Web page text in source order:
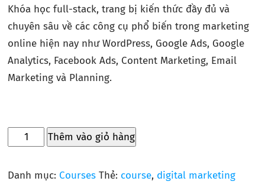
Khóa học full-stack, trang bị kiến thức đầy đủ và
chuyên sâu về các công cụ phổ biến trong marketing
online hiện nay như WordPress, Google Ads, Google
Analytics, Facebook Ads, Content Marketing, Email
Marketing và Planning.
Thêm vào giỏ hàng
Danh mục: Courses Thẻ: course, digital marketing